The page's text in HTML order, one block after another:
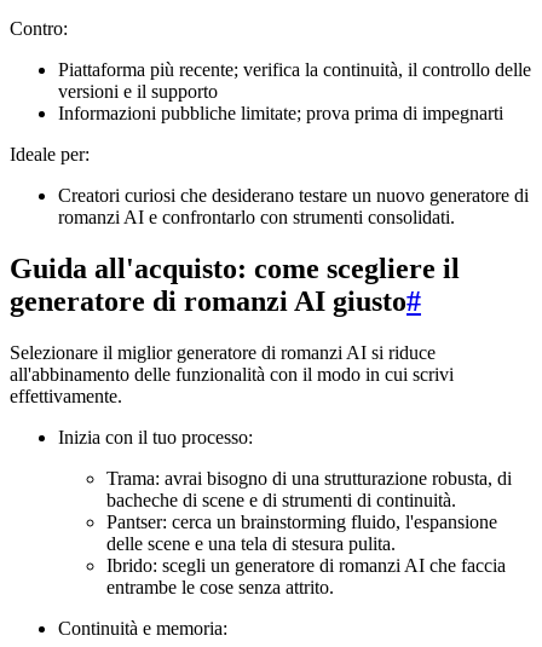
Contro:
Piattaforma più recente; verifica la continuità, il controllo delle
versioni e il supporto
Informazioni pubbliche limitate; prova prima di impegnarti
Ideale per:
Creatori curiosi che desiderano testare un nuovo generatore di
romanzi AI e confrontarlo con strumenti consolidati.
Guida all'acquisto: come scegliere il
generatore di romanzi AI giusto#
Selezionare il miglior generatore di romanzi AI si riduce
all'abbinamento delle funzionalità con il modo in cui scrivi
effettivamente.
Inizia con il tuo processo:
Trama: avrai bisogno di una strutturazione robusta, di
bacheche di scene e di strumenti di continuità.
Pantser: cerca un brainstorming fluido, l'espansione
delle scene e una tela di stesura pulita.
Ibrido: scegli un generatore di romanzi AI che faccia
entrambe le cose senza attrito.
Continuità e memoria: